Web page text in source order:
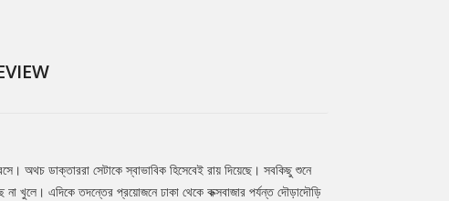
অথচ ডাক্তাররা সেটাকে স্বাভাবিক হিসেবেই রায় দিয়েছে। সবকিছু শুনে
খুলে। এদিকে তদন্তের প্রয়োজনে ঢাকা থেকে কক্সবাজার পর্যন্ত দৌড়াদৌড়ি